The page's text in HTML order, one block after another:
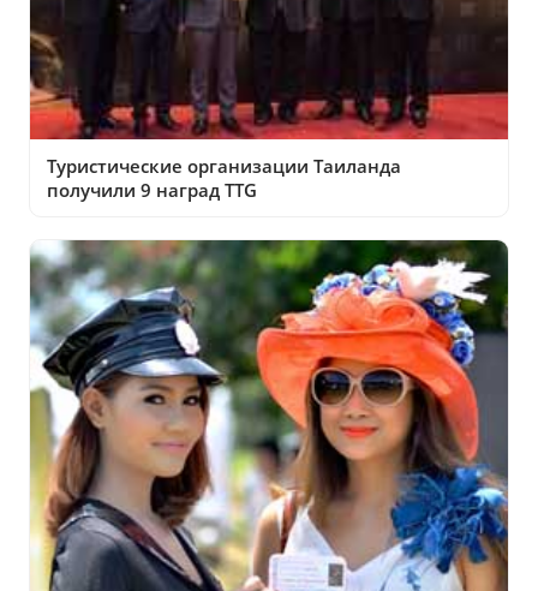
Туристические организации Таиланда
получили 9 наград TTG